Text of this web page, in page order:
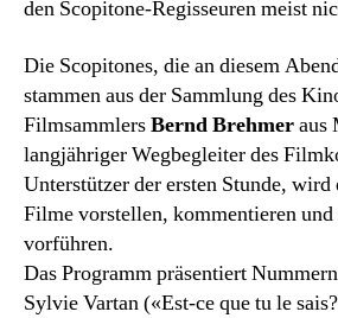
den Scopitone-Regisseuren meist
Die Scopitones, die an diesem
stammen aus der Sammlung des
FilmsammlersBernd Brehmeraus
langjähriger Wegbegleiter des
Unterstützer der ersten Stunde, wird
Filme vorstellen, kommentieren
vorführen.
Das Programm präsentiert
Sylvie Vartan («Est-ce que tu le